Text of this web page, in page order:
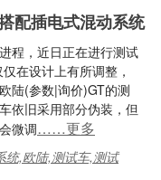
配插电式混动系统
程，近日正在进行测试
在设计上有所调整，
陆(参数|询价)GT的测
依旧采用部分伪装，但
微调……更多
统,欧陆,测试车,测试